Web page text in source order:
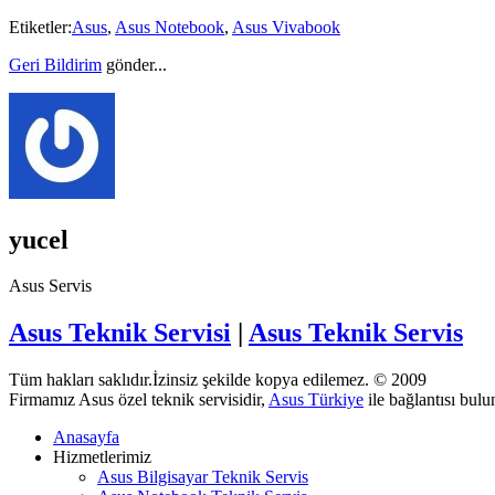
Etiketler:Asus, Asus Notebook, Asus Vivabook
Geri Bildirim gönder...
yucel
Asus Servis
Asus Teknik Servisi Asus Teknik Servis
Tüm hakları saklıdır.İzinsiz şekilde kopya edilemez. © 2009
Firmamız Asus özel teknik servisidir, Asus Türkiye ile bağlantısı
Anasayfa
Hizmetlerimiz
Asus Bilgisayar Teknik Servis